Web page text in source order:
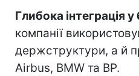
Глибока інтеграція у
компанії
держструктури, а й
Airbus, BMW та BP.